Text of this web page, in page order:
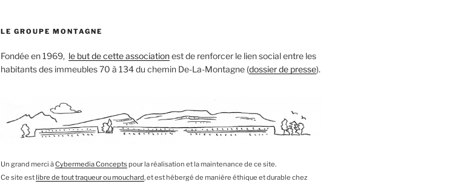
LE GROUPE MONTAGNE
Fondée en 1969, le but de cette associationest de renforcer le lien social entre les
habitants des immeubles 70 à 134 du chemin De-La-Montagne (dossier de presse).
Un grand merci àCybermedia Conceptspour la réalisation et la maintenance de ce site.
Ce site estlibre de tout traqueur ou mouchard, et est hébergé de manière éthique et durable chez